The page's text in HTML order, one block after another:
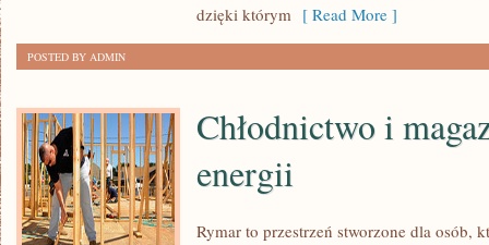
dzięki którym [ Read More ]
POSTED BY ADMIN
Chłodnictwo i
energii
Rymar to przestrzeń stworzone dla osób,